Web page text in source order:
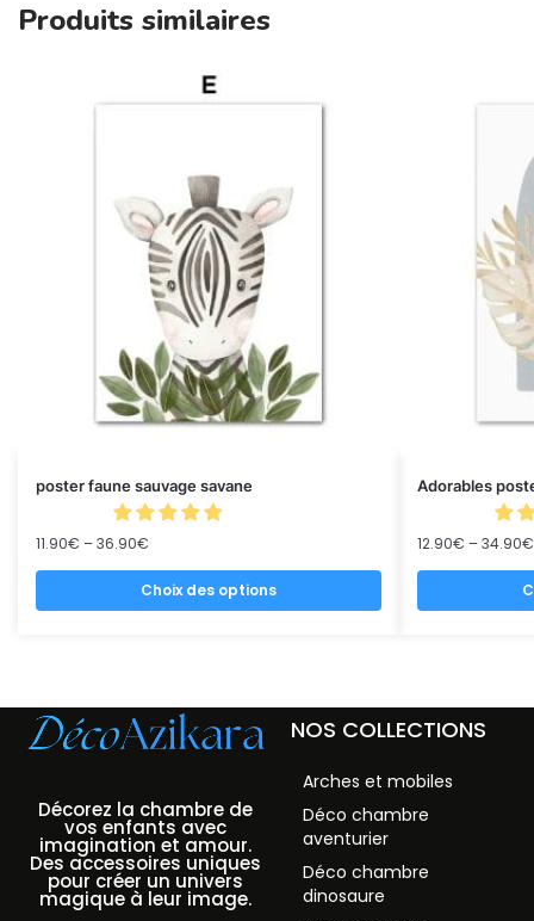
Produits similaires
poster faune sauvage savane
11.90€ –36.90€
Choix des options
Adorables
12.90€ –34.90€
Décorez la chambre de
vos enfants avec
imagination et amour.
Des accessoires uniques
pour créer un univers
magique à leur image.
NOS COLLECTIONS
Arches et mobiles
Déco chambre
aventurier
Déco chambre
dinosaure